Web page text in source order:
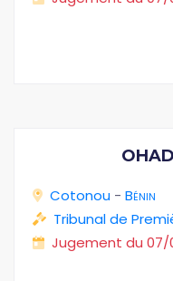
Cotonou - Bénin
Tribunal de
Jugement du 07/